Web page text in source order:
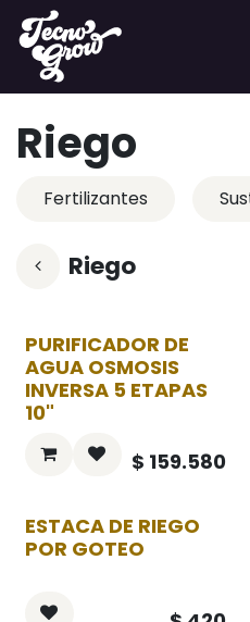
Ir al contenido
Riego
Fertilizantes
Riego
PURIFICADOR DE
AGUA OSMOSIS
INVERSA 5 ETAPAS
10"
$ 159.580
ESTACA DE RIEGO
POR GOTEO